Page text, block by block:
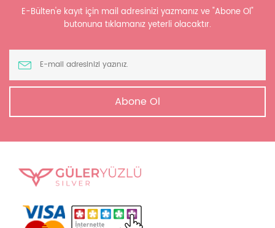
E-Bülten'e kayıt için mail adresinizi yazmanız ve "Abone Ol"
butonuna tıklamanız yeterli olacaktır.
Abone Ol